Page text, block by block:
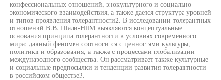
конфессиональных отношений, энокультурного и социально-
экономического взаимодействия, а также дается структура уровней
и типов проявления толерантности2. В исследовании толерантных
отношений В.В. Шали-HiiM выявляются концептуальные
основания принципа толерантности в условиях современного
мира; данный феномен соотносится с ценностями культуры,
политики и образования, а также с процессами глобализации
международного сообщества. Он рассматривает также культурные
и социальные предпосылки и тенденции развития толерантности
в российском обществе3.